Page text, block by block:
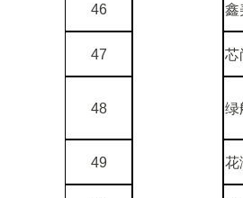
46 鑫
47 芯
48 绿
49 花